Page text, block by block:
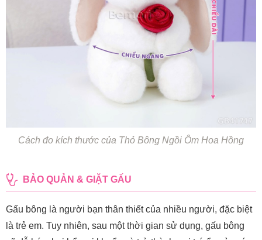
Cách đo kích thước của Thỏ Bông Ngồi Ôm Hoa Hồng
BẢO QUẢN & GIẶT GẤU
Gấu bông là người bạn thân thiết của nhiều người, đặc biệt
là trẻ em. Tuy nhiên, sau một thời gian sử dụng, gấu bông